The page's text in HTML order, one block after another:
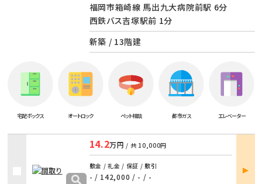
福岡市箱崎線 馬出九大病院前駅 6分
西鉄バス吉塚駅前 1分
新築 / 13階建
宅配ボックス オートロック ペット相談 都市ガス エレベーター
14.2万円 / 共 10,000円
敷金 / 礼金 / 保証 / 敷引
- / 142,000 / - / -
部屋
詳細